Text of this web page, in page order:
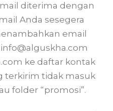
diterima dengan
Anda sesegera
email
ke daftar kontak
terkirim tidak masuk
folder “promosi”.